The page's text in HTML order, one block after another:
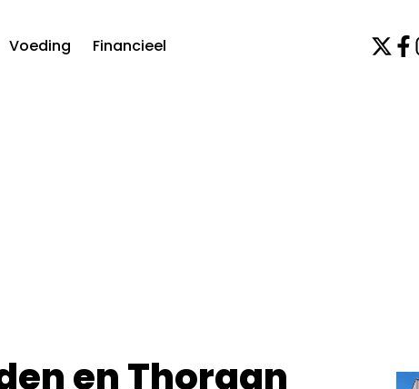
Voeding Financieel
en Thorgan